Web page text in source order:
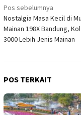
Navigasi
pos
Pos sebelumnya
Nostalgia Masa Kecil di
Mainan 198X Bandung,
3000 Lebih Jenis Mainan
POS TERKAIT